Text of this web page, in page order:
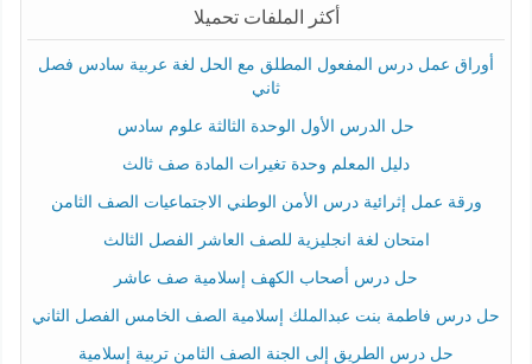
أكثر الملفات تحميلا
أوراق عمل درس المفعول المطلق مع الحل لغة عربية سادس فصل
ثاني
حل الدرس الأول الوحدة الثالثة علوم سادس
دليل المعلم وحدة تغيرات المادة صف ثالث
ورقة عمل إثرائية درس الأمن الوطني الاجتماعيات الصف الثامن
امتحان لغة انجليزية للصف العاشر الفصل الثالث
حل درس أصحاب الكهف إسلامية صف عاشر
حل درس فاطمة بنت عبدالملك إسلامية الصف الخامس الفصل الثاني
حل درس الطريق إلى الجنة الصف الثامن تربية إسلامية